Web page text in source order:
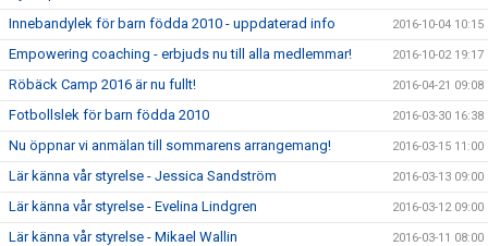
Innebandylek för barn födda 2010 - uppdaterad info 2016-10-04 10:15
Empowering coaching - erbjuds nu till alla medlemmar! 2016-10-02 19:17
Röbäck Camp 2016 är nu fullt! 2016-04-21 09:08
Fotbollslek för barn födda 2010 2016-03-30 16:38
Nu öppnar vi anmälan till sommarens arrangemang! 2016-03-15 11:00
Lär känna vår styrelse - Jessica Sandström 2016-03-13 09:00
Lär känna vår styrelse - Evelina Lindgren 2016-03-12 09:00
Lär känna vår styrelse - Mikael Wallin 2016-03-11 08:00